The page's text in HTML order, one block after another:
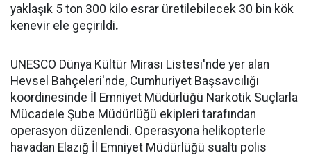
yaklaşık 5 ton 300 kilo esrar üretilebilecek 30 bin kök
kenevir ele geçirildi.
UNESCO Dünya Kültür Mirası Listesi'nde yer alan
Hevsel Bahçeleri'nde, Cumhuriyet Başsavcılığı
koordinesinde İl Emniyet Müdürlüğü Narkotik Suçlarla
Mücadele Şube Müdürlüğü ekipleri tarafından
operasyon düzenlendi. Operasyona helikopterle
havadan Elazığ İl Emniyet Müdürlüğü sualtı polis